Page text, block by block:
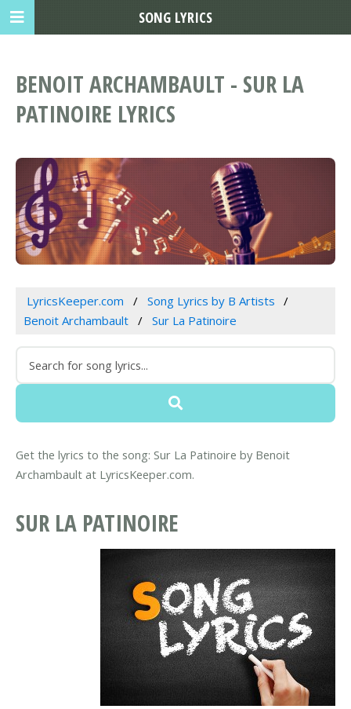
BENOIT ARCHAMBAULT - SUR LA
PATINOIRE LYRICS
LyricsKeeper.com
Song Lyrics by B Artists
Benoit Archambault
Sur La Patinoire
Get the lyrics to the song: Sur La Patinoire by Benoit
Archambault at LyricsKeeper.com.
SUR LA PATINOIRE
SONG LYRICS